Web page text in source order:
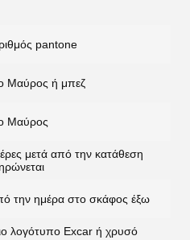
pantone
Μαύρος ή μπεζ
Μαύρος
μετά από την κατάθεση
την ημέρα στο σκάφος έξω
λογότυπο Excar ή χρυσό